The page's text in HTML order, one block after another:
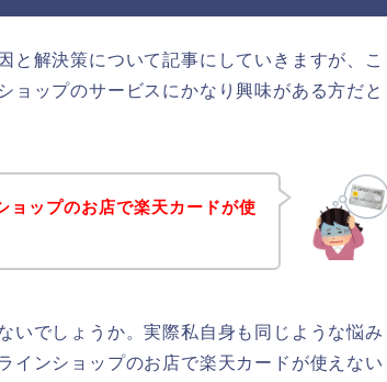
と解決策について記事にしていきますが、こ
ョップのサービスにかなり興味がある方だと
ョップのお店で楽天カードが使
いでしょうか。実際私自身も同じような悩み
インショップのお店で楽天カードが使えない